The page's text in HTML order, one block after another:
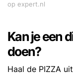
op expert.nl
Kan je een
doen?
Haal de PIZZA